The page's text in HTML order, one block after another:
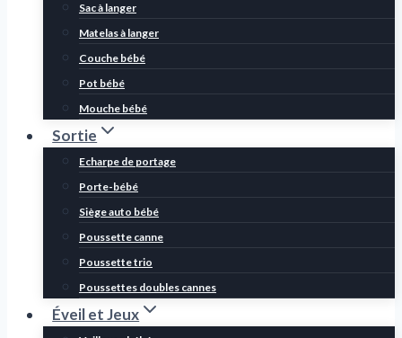
Sac à langer
Matelas à langer
Couche bébé
Pot bébé
Mouche bébé
Sortie
Echarpe de portage
Porte-bébé
Siège auto bébé
Poussette canne
Poussette trio
Poussettes doubles cannes
Éveil et Jeux